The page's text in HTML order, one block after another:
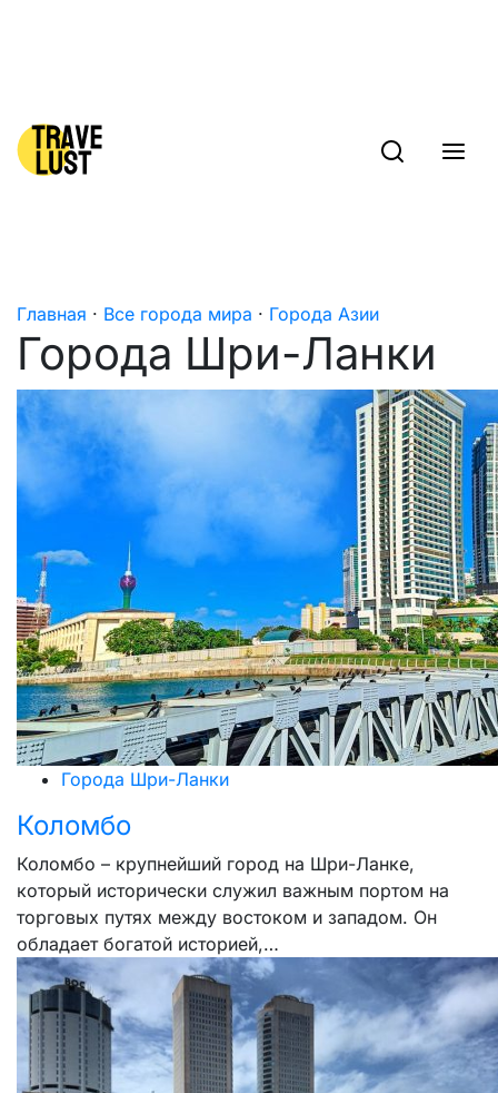
Главная · Все города мира · Города Азии
Города Шри-Ланки
Города Шри-Ланки
Коломбо
Коломбо – крупнейший город на Шри-Ланке,
который исторически служил важным портом на
торговых путях между востоком и западом. Он
обладает богатой историей,…